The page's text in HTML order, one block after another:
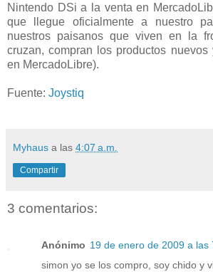
Nintendo DSi a la venta en
que llegue oficialmente a nuestro
nuestros paisanos que viven en la
cruzan, compran los productos
en MercadoLibre).
Fuente: Joystiq
Myhaus a las 4:07 a.m.
Compartir
3 comentarios:
Anónimo 19 de enero de 2009 a las
simon yo se los compro, soy chido y